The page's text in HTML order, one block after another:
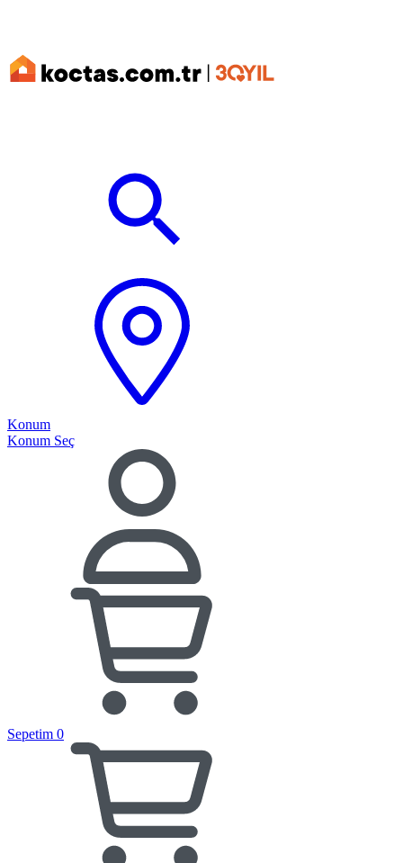
Konum
Konum Seç
Sepetim 0